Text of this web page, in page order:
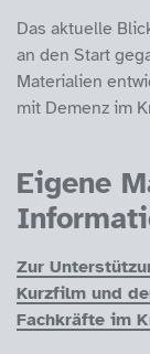
Das aktuelle
an den Start
Materialien
mit Demenz im
Eigene
Zur
Kurzfilm und
Fachkräfte im